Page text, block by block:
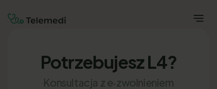
Potrzebujesz L4?
Konsultacja z e‑zwolnieniem